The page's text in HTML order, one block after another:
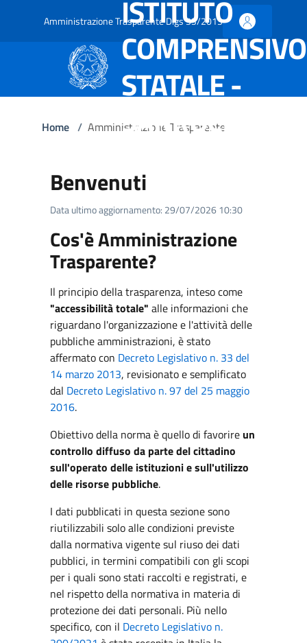
Amministrazione Trasparente Dlgs 33/2013
ISTITUTO
COMPRENSIVO
STATALE -
SARROCH
Home / Amministrazione Trasparente
Benvenuti
Data ultimo aggiornamento: 29/07/2026 10:30
Cos'è Amministrazione
Trasparente?
Il principio della trasparenza, inteso come
"accessibilità totale" alle informazioni che
riguardano l'organizzazione e l'attività delle
pubbliche amministrazioni, è stato
affermato con Decreto Legislativo n. 33 del
14 marzo 2013, revisionato e semplificato
dal Decreto Legislativo n. 97 del 25 maggio
2016.
Obiettivo della norma è quello di favorire un
controllo diffuso da parte del cittadino
sull'operato delle istituzioni e sull'utilizzo
delle risorse pubbliche.
I dati pubblicati in questa sezione sono
riutilizzabili solo alle condizioni previste
dalla normativa vigente sul riuso dei dati
pubblici, in termini compatibili con gli scopi
per i quali sono stati raccolti e registrati, e
nel rispetto della normativa in materia di
protezione dei dati personali. Più nello
specifico, con il Decreto Legislativo n.